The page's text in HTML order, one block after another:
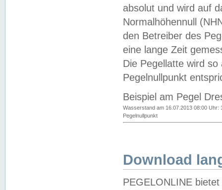
absolut und wird auf
Normalhöhennull
den Betreiber des
eine lange Zeit
Die Pegellatte wird
Pegelnullpunkt
Beispiel am Pegel
Wasserstand am 16.07.2013 08:00 Uhr:
Pegelnullpunkt
Download
PEGELONLINE